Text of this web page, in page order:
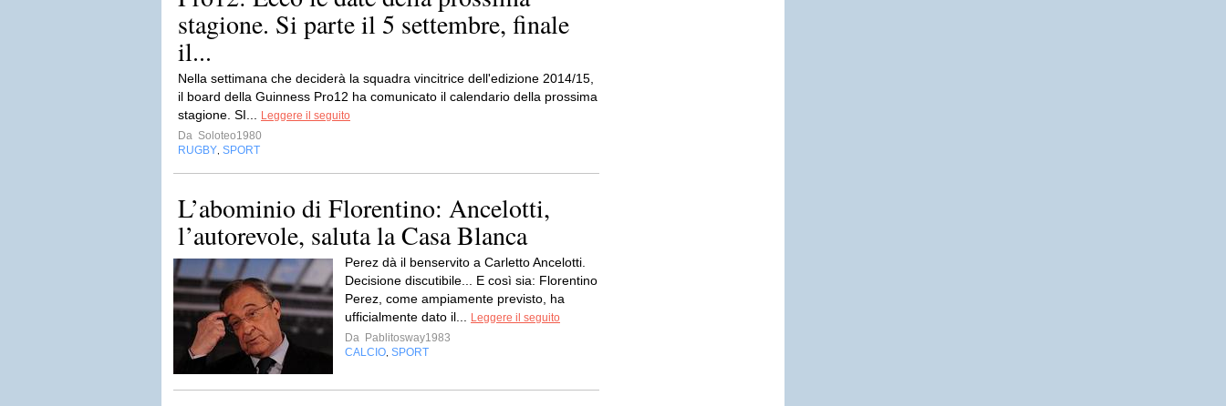
stagione. Si parte il 5 settembre, finale
il...
Nella settimana che deciderà la squadra vincitrice dell'edizione 2014/15,
il board della Guinness Pro12 ha comunicato il calendario della prossima
stagione. SI...
Leggere il seguito
Da Soloteo1980
RUGBY SPORT
L’abominio di Florentino: Ancelotti,
l’autorevole, saluta la Casa Blanca
Perez dà il benservito a Carletto Ancelotti.
Decisione discutibile... E così sia: Florentino
Perez, come ampiamente previsto, ha
ufficialmente dato il...
Leggere il seguito
Da Pablitosway1983
CALCIO SPORT